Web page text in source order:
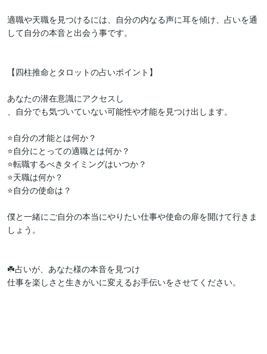
適職や天職を見つけるには、自分の内なる声に耳を傾け、占いを通
して自分の本音と出会う事です。
【四柱推命とタロットの占いポイント】
あなたの潜在意識にアクセスし
、自分でも気づいていない可能性や才能を見つけ出します。
⭐自分の才能とは何か？
⭐自分にとっての適職とは何か？
⭐転職するべきタイミングはいつか？
⭐天職は何か？
⭐自分の使命は？
僕と一緒にご自分の本当にやりたい仕事や使命の扉を開けて行きま
しょう。
☘️占いが、あなた様の本音を見つけ
仕事を楽しさと生きがいに変えるお手伝いをさせてください。